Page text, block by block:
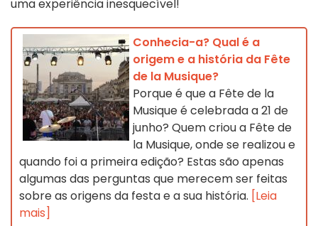
uma experiência inesquecível!
Conhecia-a? Qual é a
origem e a história da Fête
de la Musique?
Porque é que a Fête de la
Musique é celebrada a 21 de
junho? Quem criou a Fête de
la Musique, onde se realizou e
quando foi a primeira edição? Estas são apenas
algumas das perguntas que merecem ser feitas
sobre as origens da festa e a sua história. [Leia
mais]